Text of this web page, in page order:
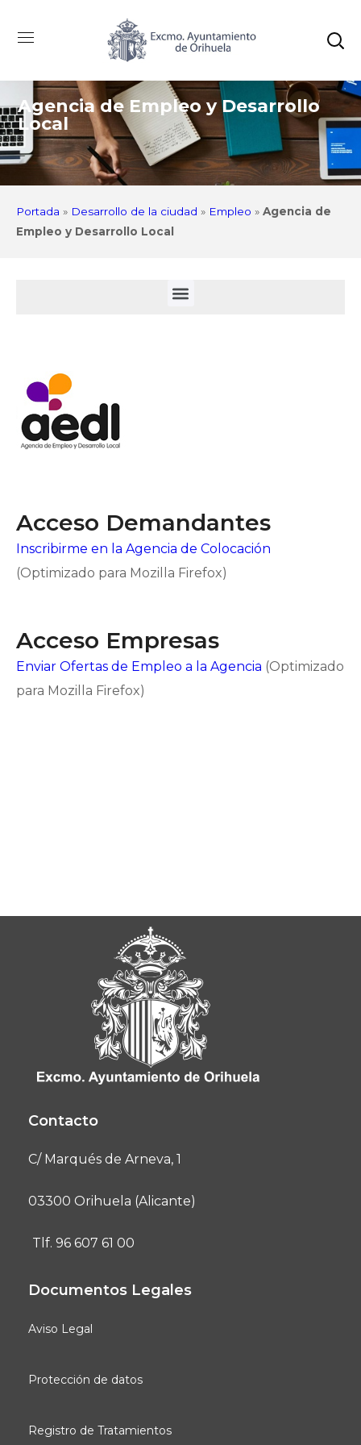
Agencia de Empleo y Desarrollo
Local
Portada » Desarrollo de la ciudad » Empleo » Agencia de
Empleo y Desarrollo Local
Acceso Demandantes
Inscribirme en la Agencia de Colocación
(Optimizado para Mozilla Firefox)
Acceso Empresas
Enviar Ofertas de Empleo a la Agencia (Optimizado
para Mozilla Firefox)
Contacto
C/ Marqués de Arneva, 1
03300 Orihuela (Alicante)
Tlf. 96 607 61 00
Documentos Legales
Aviso Legal
Protección de datos
Registro de Tratamientos